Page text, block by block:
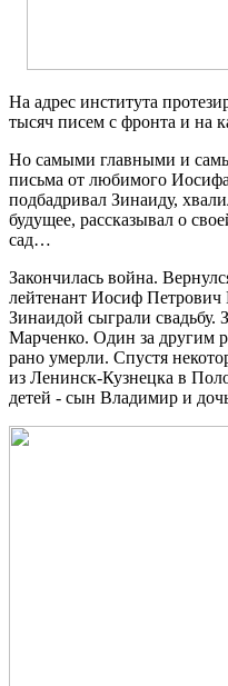
На адрес института
тысяч писем с фронта и на
Но самыми главными и
письма от любимого
подбадривал Зинаиду,
будущее, рассказывал о
сад…
Закончилась война.
лейтенант Иосиф
Зинаидой сыграли свадьбу.
Марченко. Один за другим
рано умерли. Спустя
из Ленинск-Кузнецка в
детей - сын Владимир и